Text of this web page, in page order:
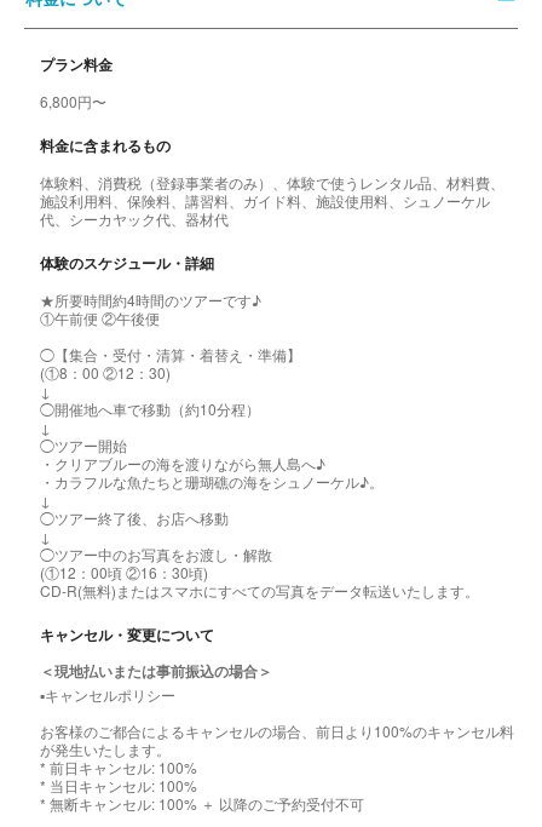
プラン料金
6,800円〜
料金に含まれるもの
体験料、消費税（登録事業者のみ）、体験で使うレンタル品、材料費、
施設利用料、保険料、講習料、ガイド料、施設使用料、シュノーケル
代、シーカヤック代、器材代
体験のスケジュール・詳細
★所要時間約4時間のツアーです♪
①午前便 ②午後便
◯【集合・受付・清算・着替え・準備】
(①8：00 ②12：30)
↓
◯開催地へ車で移動（約10分程）
↓
◯ツアー開始
・クリアブルーの海を渡りながら無人島へ♪
・カラフルな魚たちと珊瑚礁の海をシュノーケル♪。
↓
◯ツアー終了後、お店へ移動
↓
◯ツアー中のお写真をお渡し・解散
(①12：00頃 ②16：30頃)
CD-R(無料)またはスマホにすべての写真をデータ転送いたします。
キャンセル・変更について
＜現地払いまたは事前振込の場合＞
▪️キャンセルポリシー
お客様のご都合によるキャンセルの場合、前日より100%のキャンセル料
が発生いたします。
* 前日キャンセル: 100%
* 当日キャンセル: 100%
* 無断キャンセル: 100% ＋ 以降のご予約受付不可